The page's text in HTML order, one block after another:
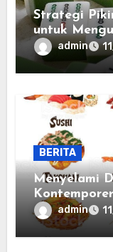
Strategi
untuk
admin
BERITA
Menyelami
admin